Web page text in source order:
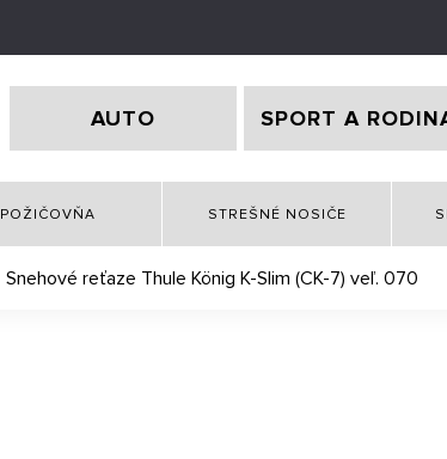
AUTO SPORT A
POŽIČOVŇA STREŠNÉ NOSIČE
Snehové reťaze Thule König K-Slim (CK-7) veľ. 070